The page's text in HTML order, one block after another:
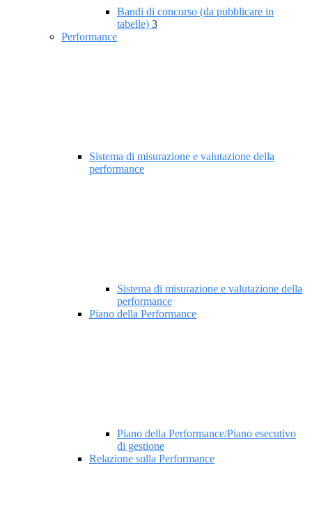
Bandi di concorso (da pubblicare in
tabelle) 3
Performance
Sistema di misurazione e valutazione della
performance
Sistema di misurazione e valutazione della
performance
Piano della Performance
Piano della Performance/Piano esecutivo
di gestione
Relazione sulla Performance